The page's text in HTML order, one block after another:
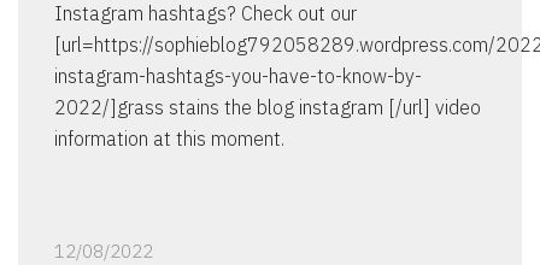
Instagram hashtags? Check out our
[url=https://sophieblog792058289.wordpress.com/
instagram-hashtags-you-have-to-know-by-
2022/]grass stains the blog instagram [/url] video
information at this moment.
12/08/2022